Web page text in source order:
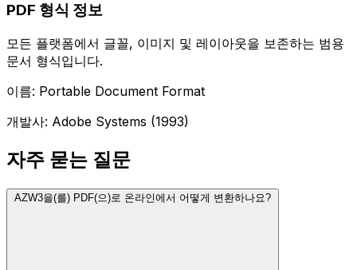
PDF 형식 정보
모든 플랫폼에서 글꼴, 이미지 및 레이아웃을 보존하는 범용
문서 형식입니다.
이름: Portable Document Format
개발사: Adobe Systems (1993)
자주 묻는 질문
AZW3을(를) PDF(으)로 온라인에서 어떻게 변환하나요?